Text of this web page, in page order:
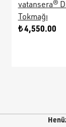
vatansera®
Tokmağı
₺ 4,550.00